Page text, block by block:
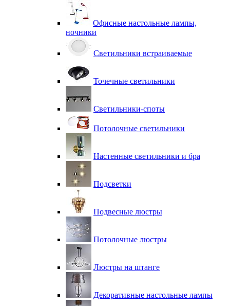
Офисные настольные лампы,
ночники
Светильники встраиваемые
Точечные светильники
Светильники-споты
Потолочные светильники
Настенные светильники и бра
Подсветки
Подвесные люстры
Потолочные люстры
Люстры на штанге
Декоративные настольные лампы